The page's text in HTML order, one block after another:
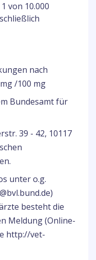
von 10.000
nach
/100 mg
Bundesamt für
39 - 42, 10117
unter o.g.
besteht die
Meldung (Online-
http://vet-